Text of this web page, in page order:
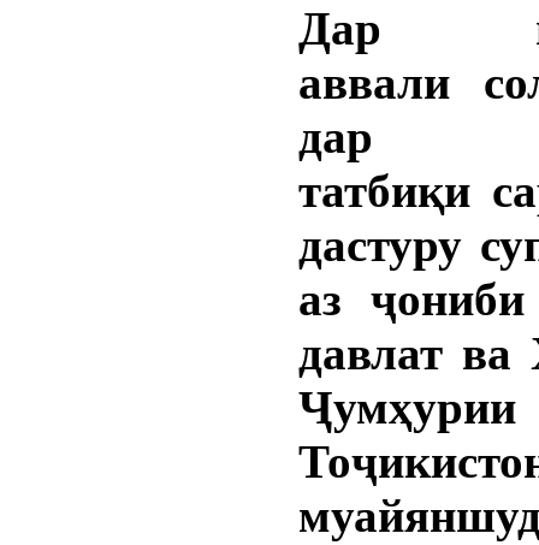
Дар
аввали
дар
татбиқи
дастуру
аз
давлат ва
Ҷумҳурии